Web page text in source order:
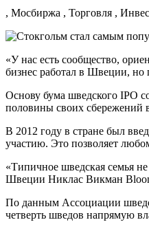
, Мосбиржа , Торговля ,
«У нас есть сообщество,
бизнес работал в Швеции,
Основу бума шведского IPO
половины своих сбережений
В 2012 году в стране был
участию. Это позволяет
«Типичное шведская семья
Швеции Никлас Викман
По данным Ассоциации
четверть шведов напрямую